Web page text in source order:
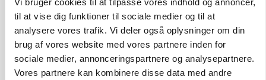
til at vise dig funktioner til sociale medier og til at
analysere vores trafik. Vi deler også oplysninger om din
brug af vores website med vores partnere inden for
sociale medier, annonceringspartnere og analysepartnere.
Vores partnere kan kombinere disse data med andre
katastrofe
Annonce